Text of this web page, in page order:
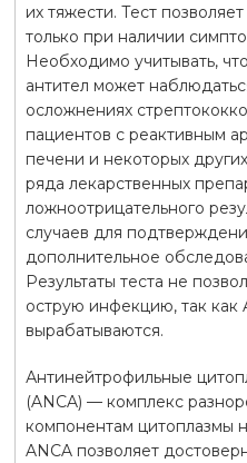
их тяжести. Тест
только при наличии
Необходимо учитывать,
антител может
осложнениях
пациентов с реактивным
печени и некоторых
ряда лекарственных
ложноотрицательного
случаев для
дополнительное
Результаты теста не
острую инфекцию, так как
вырабатываются.
Антинейтрофильные
(ANCA) — комплекс
компонентам цитоплазмы
ANCA позволяет